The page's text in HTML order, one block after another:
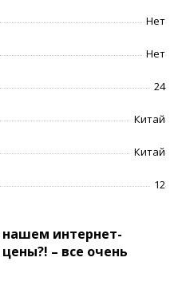
Нет
Нет
24
Китай
Китай
12
нашем интернет-
– все очень